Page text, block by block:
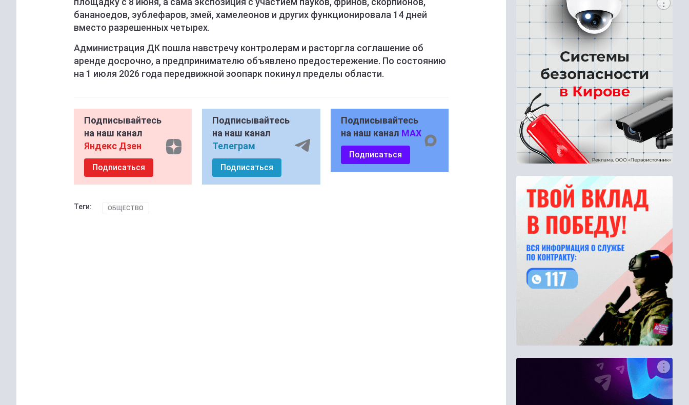
бананоедов, эублефаров, змей, хамелеонов и других функционировала 14 дней
вместо разрешенных четырех.
Администрация ДК пошла навстречу контролерам и расторгла соглашение об
аренде досрочно, а предпринимателю объявлено предостережение. По состоянию
на 1 июля 2026 года передвижной зоопарк покинул пределы области.
Подписывайтесь
на наш канал
Яндекс Дзен
Подписаться
Подписывайтесь
на наш канал
Телеграм
Подписаться
Подписывайтесь
на наш канал MAX
Подписаться
Теги: ОБЩЕСТВО